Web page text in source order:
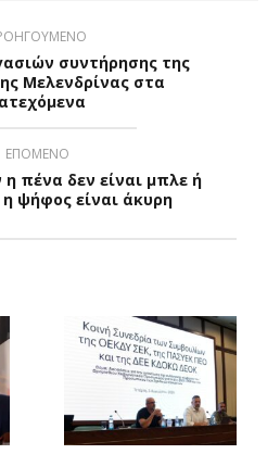
συντήρησης της
Μελενδρίνας στα
ΕΠΟΜΕΝΟ
η πένα δεν είναι μπλε ή
ψήφος είναι άκυρη